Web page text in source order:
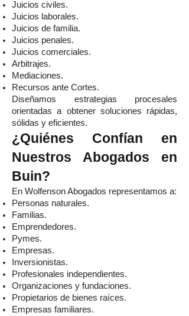
Juicios civiles.
Juicios laborales.
Juicios de familia.
Juicios penales.
Juicios comerciales.
Arbitrajes.
Mediaciones.
Recursos ante Cortes.
Diseñamos estrategias procesales
orientadas a obtener soluciones rápidas,
sólidas y eficientes.
¿Quiénes Confían en
Nuestros Abogados en
Buin?
En Wolfenson Abogados representamos a:
Personas naturales.
Familias.
Emprendedores.
Pymes.
Empresas.
Inversionistas.
Profesionales independientes.
Organizaciones y fundaciones.
Propietarios de bienes raíces.
Empresas familiares.